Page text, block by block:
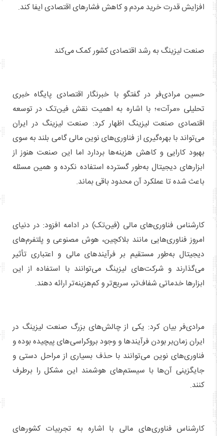
افزایش قدرت خرید مردم و کاهش فشارهای اقتصادی ایفا کند.
صنعت لیزینگ به رشد اقتصادی کشور کمک می‌کند
حسین مرادی‌فر در گفتگو با خبرنگار اقتصادی پایگاه خبری
تحلیلی «مرآت»؛ با اشاره به اهمیت نقش فین‌تک در توسعه
اقتصادی صنعت لیزینگ اظهار کرد: صنعت لیزینگ در ایران
می‌تواند با بهره‌گیری از فناوری‌های نوین مالی گامی بلند به سوی
بهبود کارایی و کاهش هزینه‌ها بردارد اما این صنعت هنوز از
ابزارهای دیجیتال به‌طور گسترده استفاده نکرده و همین مسئله
باعث شده تا عملکرد آن محدود باقی بماند.
کارشناس فناوری‌های مالی (فین‌تک) در ادامه افزود: در دنیای
امروز فناوری‌هایی مانند بلاکچین، هوش مصنوعی و پلتفرم‌های
دیجیتال به‌طور مستقیم بر فرآیندهای مالی و اعتباری تأثیر
می‌گذارند و شرکت‌های لیزینگ می‌توانند با استفاده از این
ابزارها خدماتی شفاف‌تر، سریع‌تر و کم‌هزینه‌تر ارائه دهند.
مرادی‌فر بیان کرد: یکی از چالش‌های بزرگ صنعت لیزینگ در
ایران زمان‌بر بودن فرآیندها و وجود بروکراسی‌های پیچیده بوده و
فناوری‌های نوین می‌توانند با حذف بسیاری از مراحل دستی و
جایگزینی آن‌ها با سیستم‌های هوشمند این مشکل را برطرف
کنند.
کارشناس فناوری‌های مالی با اشاره به تجربیات کشورهای